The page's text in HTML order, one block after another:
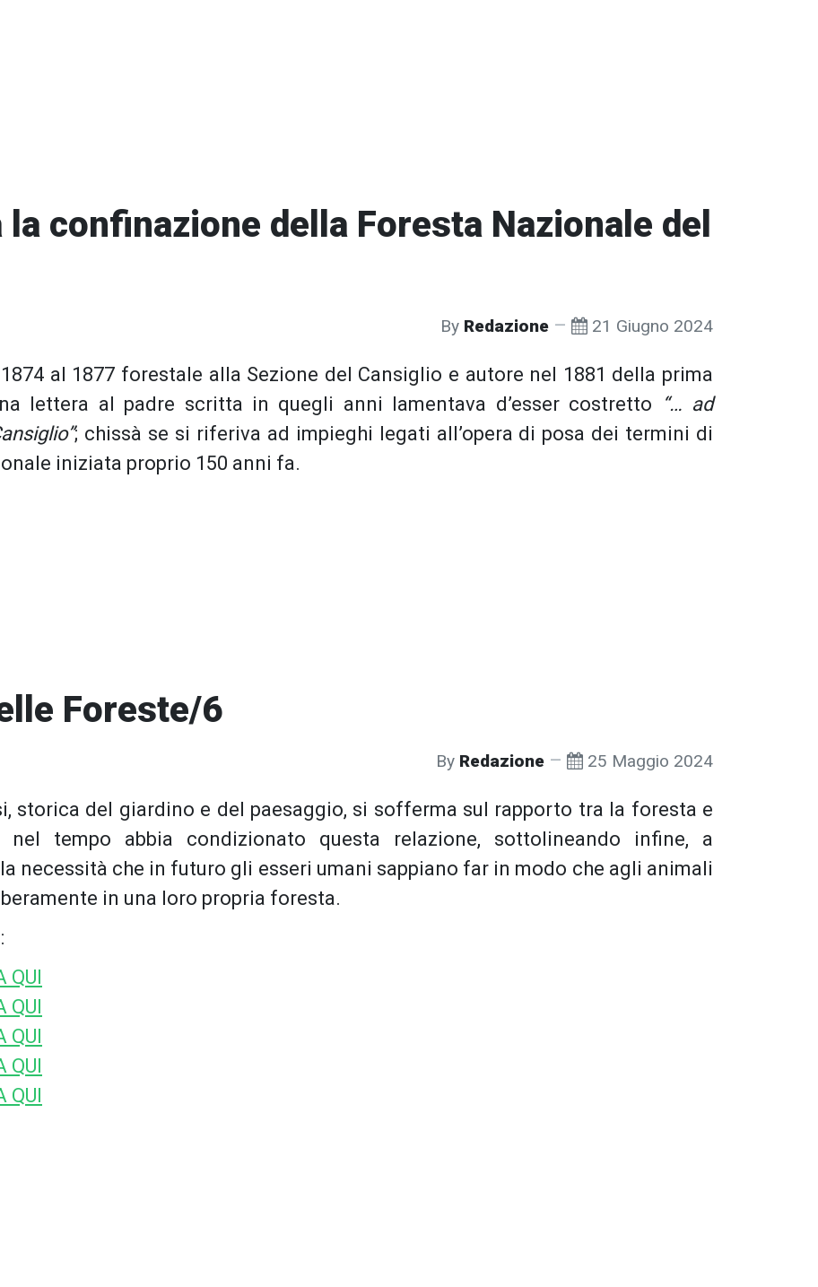
confinazione della Foresta Nazionale del
By Redazione 21 Giugno 2024
al 1877 forestale alla Sezione del Cansiglio e autore nel 1881 della prima
lettera al padre scritta in quegli anni lamentava d’esser costretto
“… ad
; chissà se si riferiva ad impieghi legati all’opera di posa dei termini di
iniziata proprio 150 anni fa.
Foreste/6
By Redazione 25 Maggio 2024
storica del giardino e del paesaggio, si sofferma sul rapporto tra la foresta e
tempo abbia condizionato questa relazione, sottolineando infine, a
necessità che in futuro gli esseri umani sappiano far in modo che agli animali
in una loro propria foresta.
QUI
QUI
QUI
QUI
QUI